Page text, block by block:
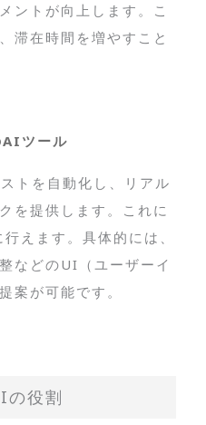
ントが向上します。こ
滞在時間を増やすこと
AIツール
トを自動化し、リアル
を提供します。これに
えます。具体的には、
などのUI（ユーザーイ
案が可能です。
の役割